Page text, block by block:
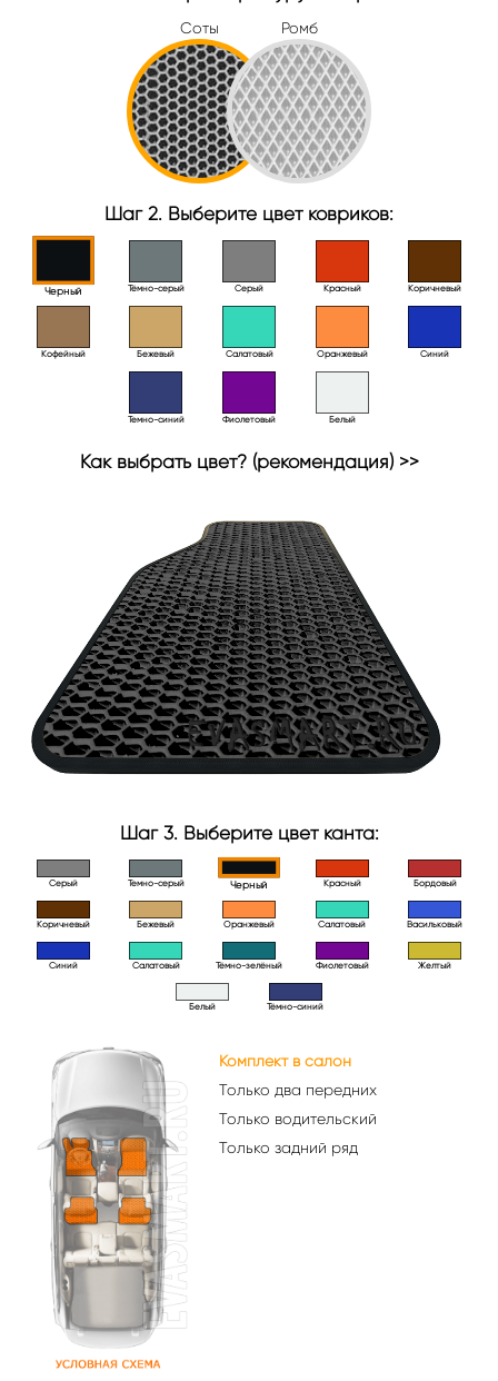
Соты Ромб
Шаг 2. Выберите цвет ковриков:
Черный Тёмно-серый Серый Красный Коричневый
Кофейный Бежевый Салатовый Оранжевый Синий
Темно-синий Фиолетовый Белый
Как выбрать цвет? (рекомендация) >>
Шаг 3. Выберите цвет канта:
Серый Темно-серый Черный Красный Бордовый
Коричневый Бежевый Оранжевый Салатовый Васильковый
Синий Салатовый Тёмно-зелёный Фиолетовый Желтый
Белый Тёмно-синий
Комплект в салон
Только два передних
Только водительский
Только задний ряд